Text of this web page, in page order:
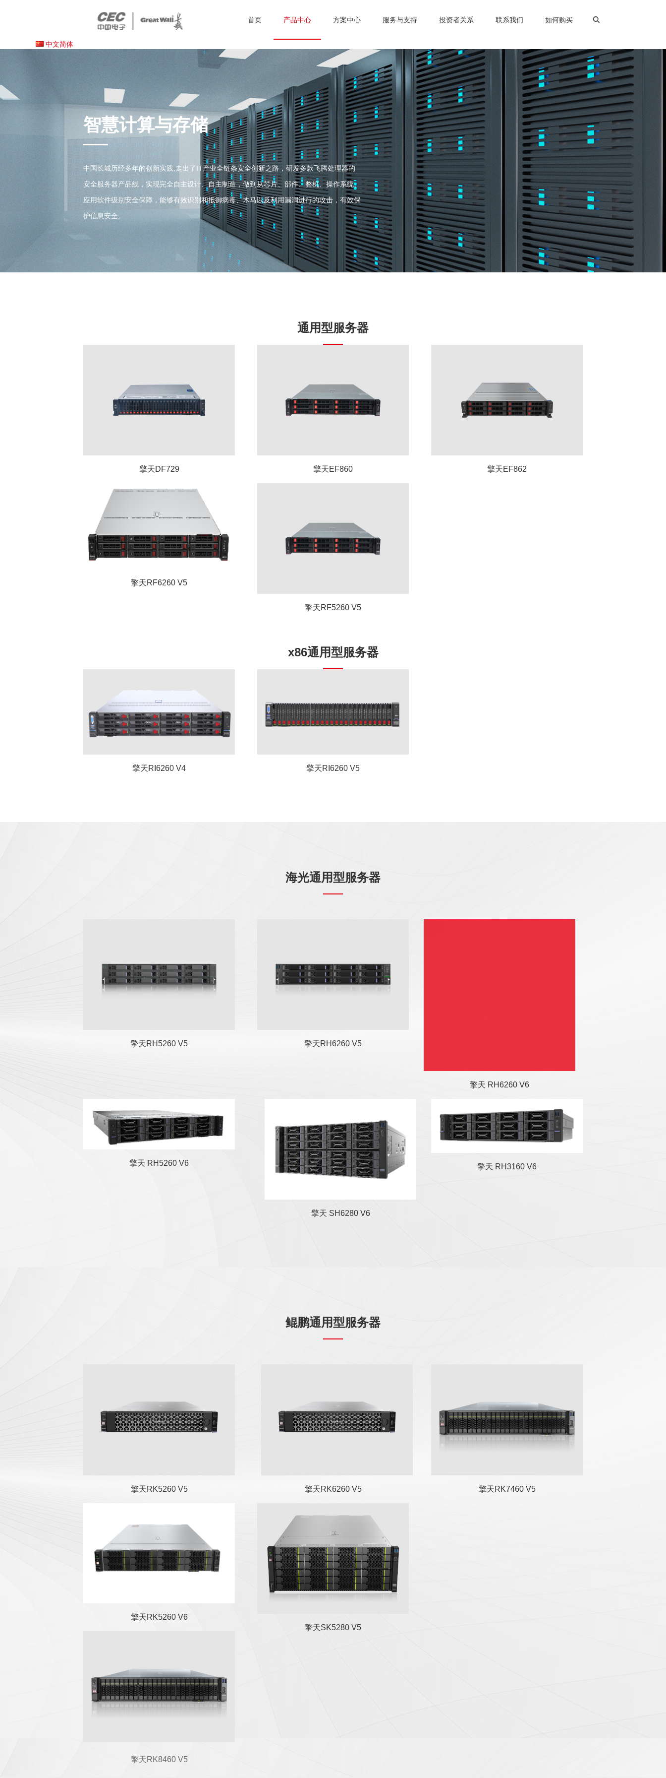
首页 产品中心 方案中心 服务与支持 投资者关系 联系我们 如何购买
中文简体
智慧计算与存储
中国长城历经多年的创新实践,走出了IT产业全链条安全创新之路，研发多款飞腾处理器的
安全服务器产品线，实现完全自主设计、自主制造，做到从芯片、部件、整机、操作系统、
应用软件级别安全保障，能够有效识别和抵御病毒、木马以及利用漏洞进行的攻击，有效保
护信息安全。
通用型服务器
擎天DF729
擎天RF6260 V5是一款基于飞
路服务器，作为高性能的企业
级数据中心服务器，在安全
理性以及节能降耗上均有突出
表现，广泛适用于大数据、云
人工智能和数据库等多种应用
擎天RF6260 V5
擎天EF860
擎天RF5260 V5
擎天EF862
x86通用型服务器
擎天RI6260 V4 擎天RI6260 V5
海光通用型服务器
擎天RH5260 V5
擎天RH6260 V5服务器是基于
国产海光处理器平台开发的一
擎天RH6260 V5
擎天 RH6260 V6
擎天 RH5260 V6
擎天 SH6280 V6 是一款基于
Hygon C86-4G CPU 自主研
发的全新一代 4U 存储机架 式
存储服务器，具有计算性能
高、存储容量大，扩展性强和
擎天 SH6280 V6
于 Hygon 3400 系列处理器的
一款全新入门 2U 单路机 架式
服务器。擎天 RH3160 V6 是
强计算性能、高环境 适应性、
擎天 RH3160 V6
鲲鹏通用型服务器
擎天RK5260 V5服务器是基于
鲲鹏920系列处理器开发的一
擎天RK5260 V5
擎天RK5260 V6
擎天RK8460 V5
擎天RK6260 V5服务器是基于
鲲鹏920系列（3.0GHz主频）
擎天RK6260 V5
擎天SK5280 V5
擎天RK7460 V5